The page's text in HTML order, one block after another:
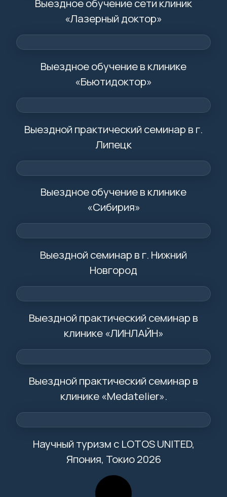
Выездное обучение сети клиник
«Лазерный доктор»
Выездное обучение в клинике
«Бьютидоктор»
Выездной практический семинар в г.
Липецк
Выездное обучение в клинике
«Сибирия»
Выездной семинар в г. Нижний
Новгород
Выездной практический семинар в
клинике «ЛИНЛАЙН»
Выездной практический семинар в
клинике «Medatelier».
Научный туризм с LOTOS UNITED,
Япония, Токио 2026